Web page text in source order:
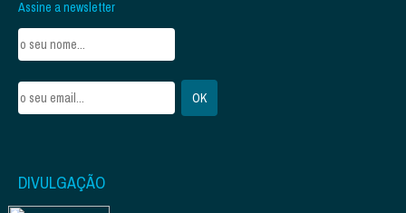
Assine a newsletter
DIVULGAÇÃO